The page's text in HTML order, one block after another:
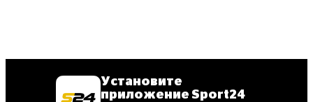
Установите
приложение Sport24